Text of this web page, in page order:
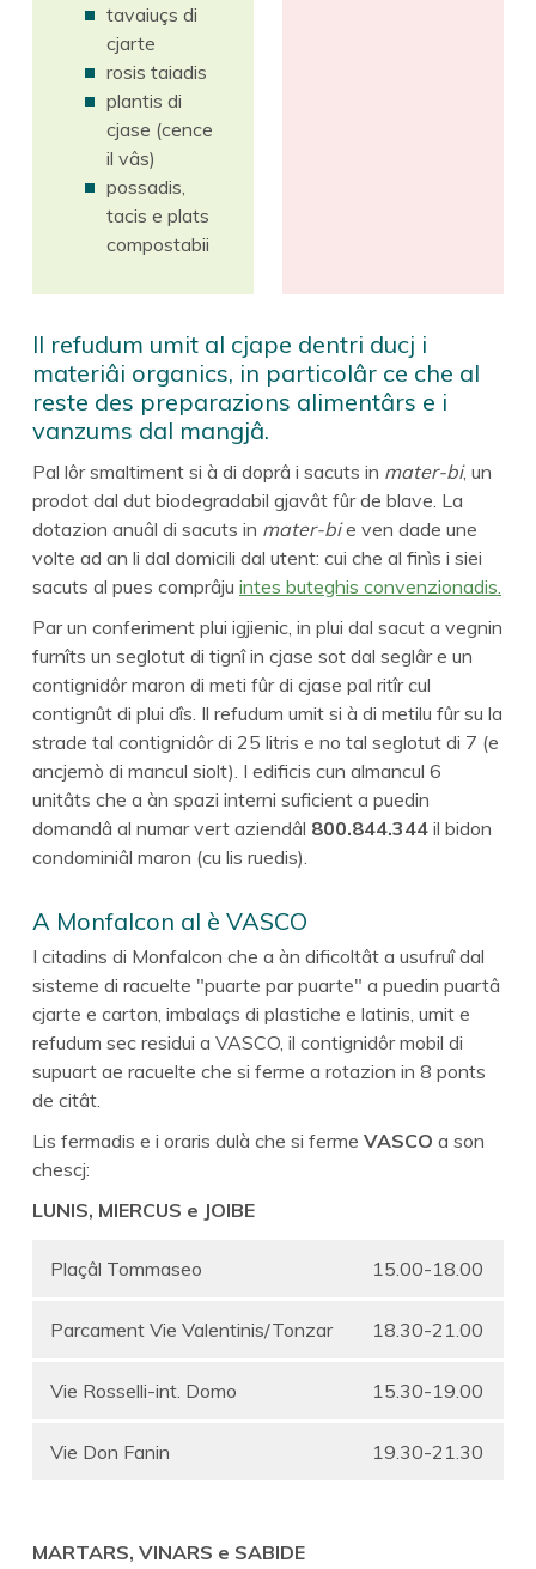
tavaiuçs di
cjarte
rosis taiadis
plantis di
cjase (cence
il vâs)
possadis,
tacis e plats
compostabii
Il refudum umit al cjape dentri ducj i
materiâi organics, in particolâr ce che al
reste des preparazions alimentârs e i
vanzums dal mangjâ.
Pal lôr smaltiment si à di doprâ i sacuts in mater-bi, un
prodot dal dut biodegradabil gjavât fûr de blave. La
dotazion anuâl di sacuts in mater-bie ven dade une
volte ad an li dal domicili dal utent: cui che al finìs i siei
sacuts al pues comprâju intes buteghis convenzionadis.
Par un conferiment plui igjienic, in plui dal sacut a vegnin
furnîts un seglotut di tignî in cjase sot dal seglâr e un
contignidôr maron di meti fûr di cjase pal ritîr cul
contignût di plui dîs. Il refudum umit si à di metilu fûr su la
strade tal contignidôr di 25 litris e no tal seglotut di 7 (e
ancjemò di mancul siolt). I edificis cun almancul 6
unitâts che a àn spazi interni suficient a puedin
domandâ al numar vert aziendâl 800.844.344 il bidon
condominiâl maron (cu lis ruedis).
A Monfalcon al è VASCO
I citadins di Monfalcon che a àn dificoltât a usufruî dal
sisteme di racuelte "puarte par puarte" a puedin puartâ
cjarte e carton, imbalaçs di plastiche e latinis, umit e
refudum sec residui a VASCO, il contignidôr mobil di
supuart ae racuelte che si ferme a rotazion in 8 ponts
de citât.
Lis fermadis e i oraris dulà che si ferme VASCO a son
chescj:
LUNIS, MIERCUS e JOIBE
Plaçâl Tommaseo 15.00-18.00
Parcament Vie Valentinis/Tonzar 18.30-21.00
Vie Rosselli-int. Domo 15.30-19.00
Vie Don Fanin 19.30-21.30
MARTARS, VINARS e SABIDE